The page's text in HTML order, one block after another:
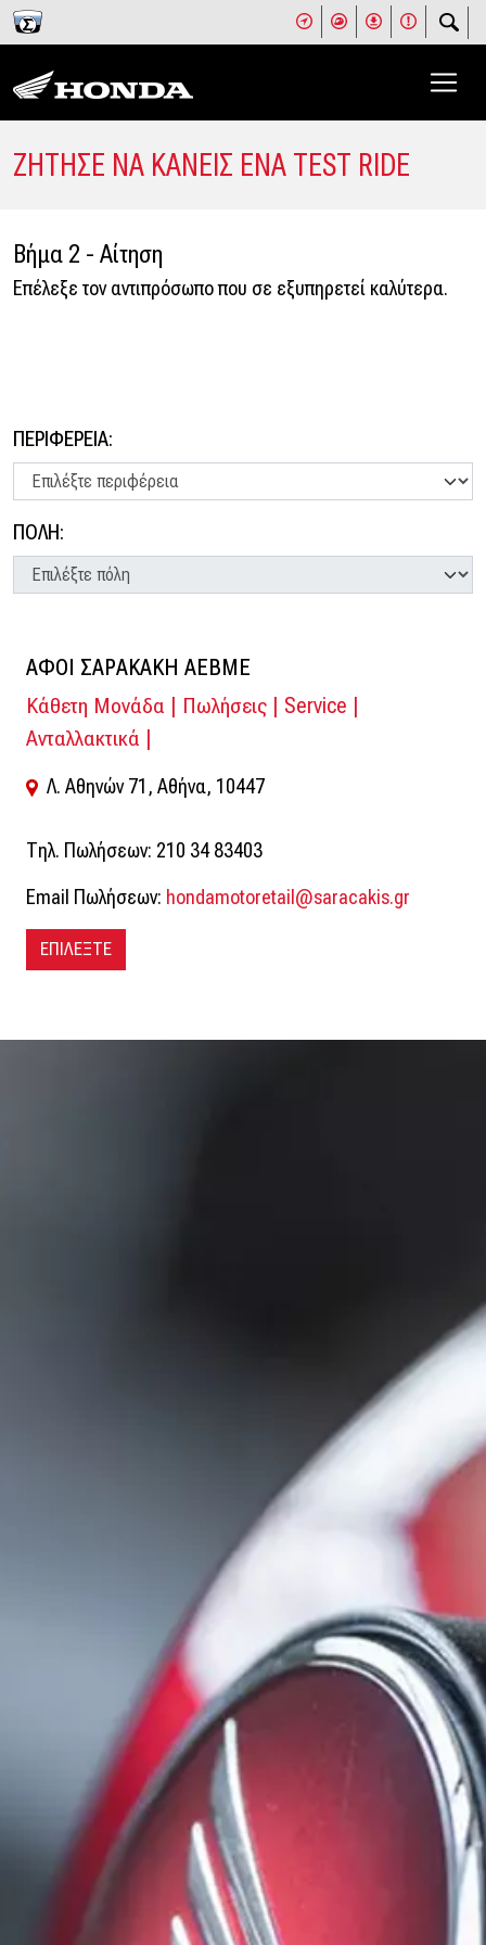
ΖΗΤΗΣΕ ΝΑ ΚΑΝΕΙΣ ΕΝΑ TEST RIDE
Βήμα 2 - Αίτηση
Επέλεξε τον αντιπρόσωπο που σε εξυπηρετεί καλύτερα.
ΠΕΡΙΦΕΡΕΙΑ:
ΠΟΛΗ:
ΑΦΟΙ ΣΑΡΑΚΑΚΗ ΑΕΒΜΕ
Κάθετη Μονάδα | Πωλήσεις | Service |
Ανταλλακτικά |
Λ. Αθηνών 71, Αθήνα, 10447
Τηλ. Πωλήσεων: 210 34 83403
Email Πωλήσεων: hondamotoretail@saracakis.gr
ΕΠΙΛΕΞΤΕ